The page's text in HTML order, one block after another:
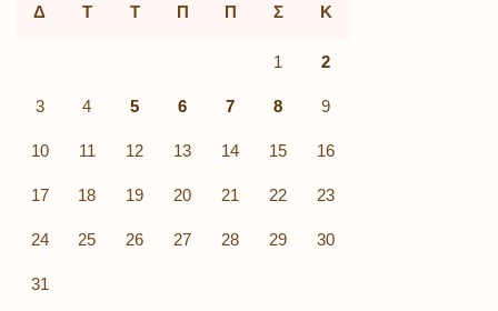
Δ Τ Τ Π Π Σ Κ
1 2
3 4 5 6 7 8 9
10 11 12 13 14 15 16
17 18 19 20 21 22 23
24 25 26 27 28 29 30
31